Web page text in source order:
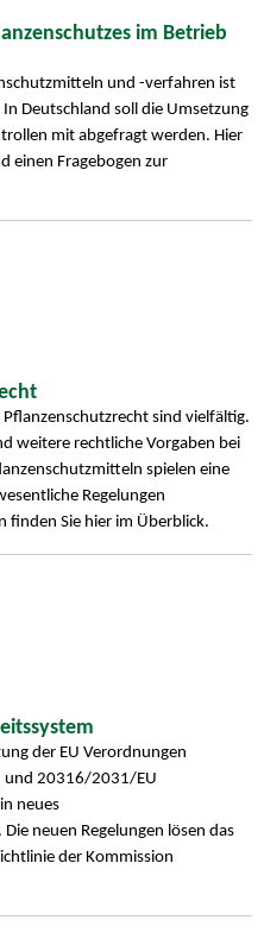
im Betrieb
und -verfahren ist
Deutschland soll die Umsetzung
mit abgefragt werden. Hier
einen Fragebogen zur
sind vielfältig.
weitere rechtliche Vorgaben bei
spielen eine
Regelungen
finden Sie hier im Überblick.
der EU Verordnungen
20316/2031/EU
neues
neuen Regelungen lösen das
der Kommission